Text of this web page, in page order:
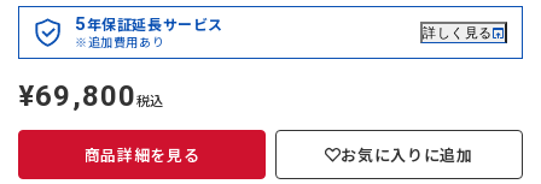
5年保証延長サービス
※追加費用あり
詳しく見る
定
価
¥69,800税込
商品詳細を見る お気に入りに追加